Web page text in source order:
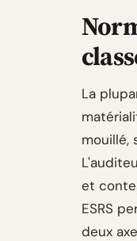
La
mouillé,
et
ESRS
deux